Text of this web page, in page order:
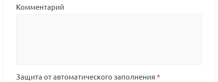
Комментарий
Защита от автоматического заполнения *